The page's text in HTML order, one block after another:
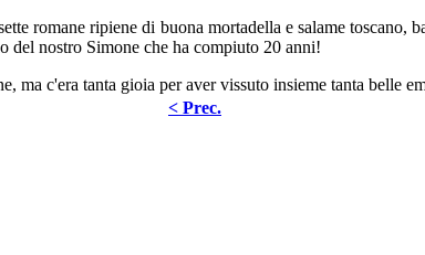
romane ripiene di buona mortadella e salame toscano,
del nostro Simone che ha compiuto 20 anni!
c'era tanta gioia per aver vissuto insieme tanta belle
< Prec.